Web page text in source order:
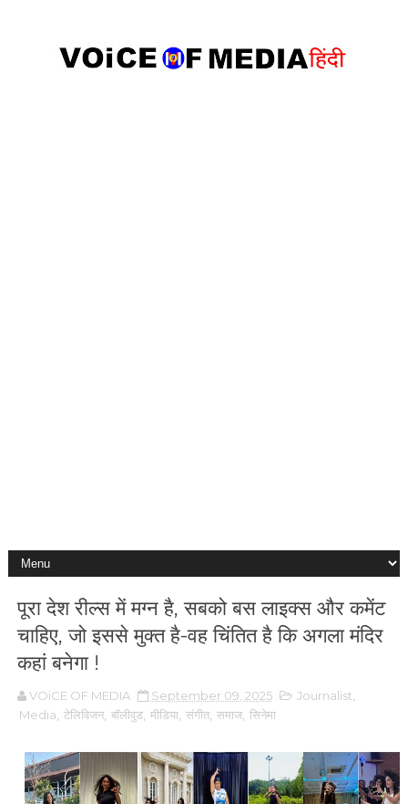
पूरा देश रील्स में मग्न है, सबको बस लाइक्स और कमेंट
चाहिए, जो इससे मुक्त है-वह चिंतित है कि अगला मंदिर
कहां बनेगा !
VOiCE OF MEDIA September 09, 2025 Journalist
Media टेलिविजन, बॉलीवुड, मीडिया, संगीत, समाज, सिनेमा